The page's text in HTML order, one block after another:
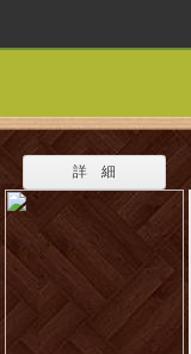
詳 細